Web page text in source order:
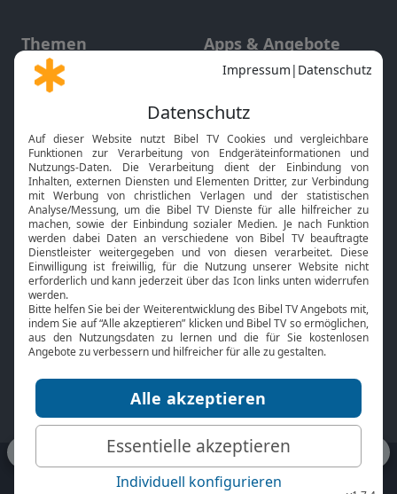
Themen
Gott und Bibel erklärt
Neuigkeiten
Apps & Angebote
Mobile App
Smart TV
HbbTV
Bibelthek Online-Bibel
Nächster Gottesdienst
Bibel TV
Über uns
Jobs
Mediadaten
Service
Kontakt
TV-Empfang
bibeltv.de: Impressum
Datenschutz
Nutzungsbedingungen
Fakten Bibel TV App